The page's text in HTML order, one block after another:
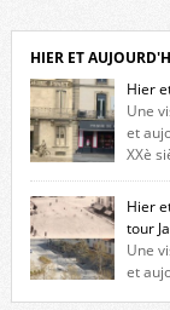
l’histoire de la
retour sur l’histoire
HIER ET
Hier
Une
et
XXè
exactement dans le
l’avenue Victor
Jules Pinet est
Hier
tour
Une
et